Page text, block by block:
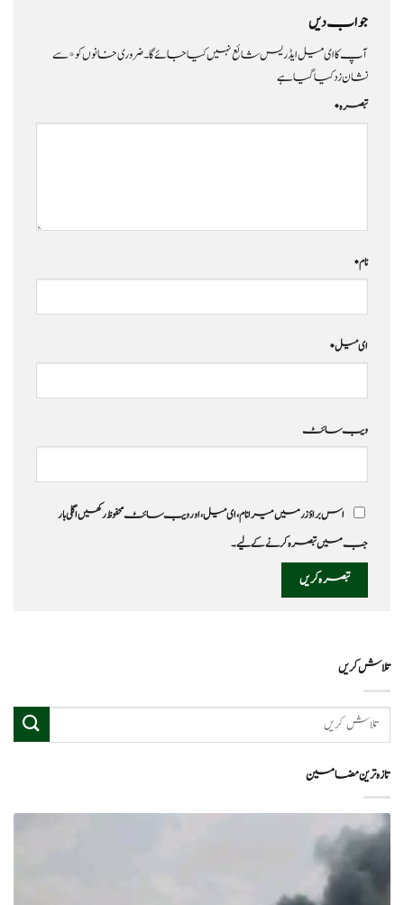
جواب دیں
آپ کا ای میل ایڈریس شائع نہیں کیا جائے گا۔ضروری خانوں کو*سے
نشان زد کیا گیا ہے
تبصرہ*
نام*
ای میل*
ویب‌ سائٹ
اس براؤزر میں میرا نام، ای میل، اور ویب سائٹ محفوظ رکھیں اگلی بار
جب میں تبصرہ کرنے کےلیے۔
تلاش کریں
تازہ ترین مضامین